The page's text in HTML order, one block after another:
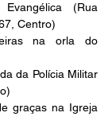
(Rua
Centro)
na orla do
da Polícia Militar
graças na Igreja